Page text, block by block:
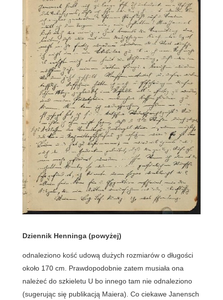
Dziennik Henninga (powyżej)
odnaleziono kość udową dużych rozmiarów o długości
około 170 cm. Prawdopodobnie zatem musiała ona
należeć do szkieletu U bo innego tam nie odnaleziono
(sugerując się publikacją Maiera). Co ciekawe Janensch